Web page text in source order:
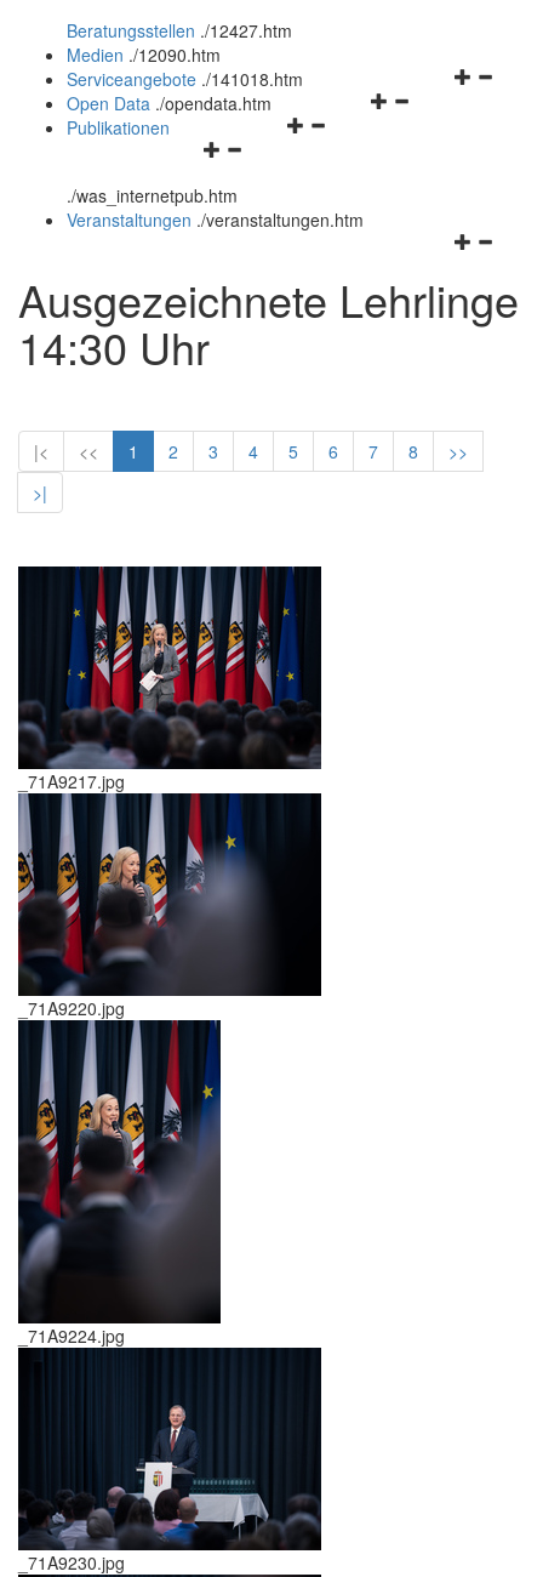
und
schließen
Beratungsstellen ./12427.htm
Medien ./12090.htm
Navigationsmenü
Serviceangebote ./141018.htm
Navigationsmenü
Open Data ./opendata.htm
Navigationsmenü
und
schließen
Publikationen
./was_internetpub.htm
und
schließen
Veranstaltungen ./veranstaltungen.htm
Ausgezeichnete Lehrlinge
14:30 Uhr
|< << 1 2 3 4 5 6 7 8
>>
>|
_71A9217.jpg
_71A9220.jpg
_71A9224.jpg
_71A9230.jpg